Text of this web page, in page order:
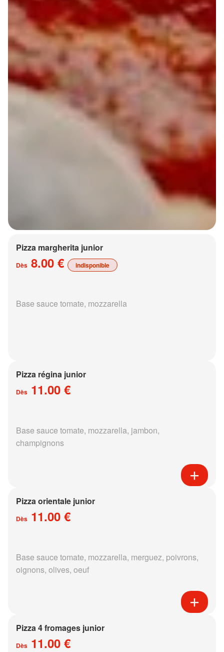
Pizza margherita junior
Dès 8.00 € indisponible
Base sauce tomate, mozzarella
Pizza régina junior
Dès 11.00 €
Base sauce tomate, mozzarella, jambon,
champignons
Pizza orientale junior
Dès 11.00 €
Base sauce tomate, mozzarella, merguez, poivrons,
oignons, olives, oeuf
Pizza 4 fromages junior
Dès 11.00 €